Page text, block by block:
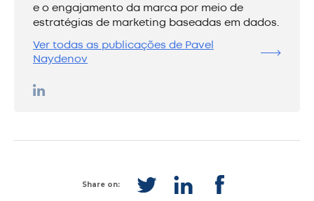
e o engajamento da marca por meio de
estratégias de marketing baseadas em dados.
Ver todas as publicações de Pavel
Naydenov
Share on: